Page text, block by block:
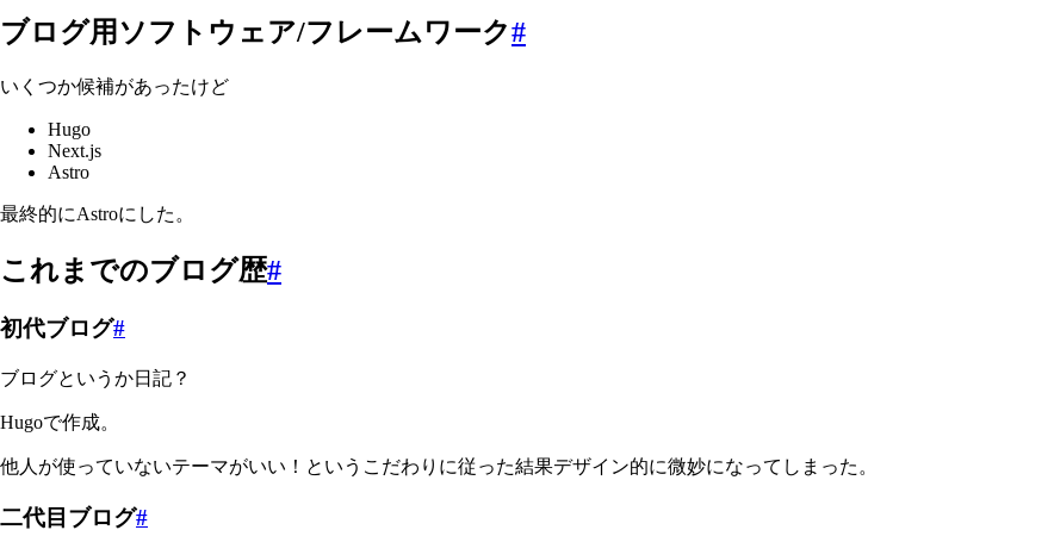
ブログ用ソフトウェア/フレームワーク#
いくつか候補があったけど
Hugo
Next.js
Astro
最終的にAstroにした。
これまでのブログ歴#
初代ブログ#
ブログというか日記？
Hugoで作成。
他人が使っていないテーマがいい！というこだわりに従った結果デザイン的に微妙になってしまった。
二代目ブログ#